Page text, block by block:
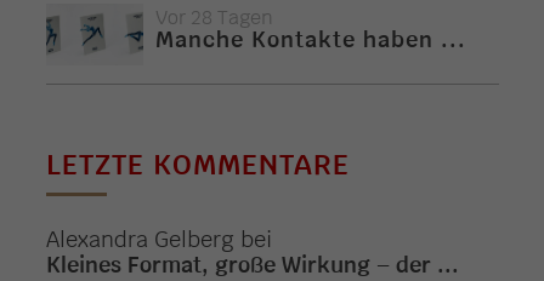
Vor 28 Tagen
Manche Kontakte haben ...
LETZTE KOMMENTARE
Alexandra Gelberg bei
Kleines Format, große Wirkung – der ...